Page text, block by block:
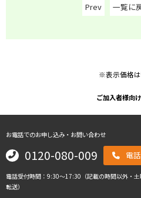
Prev 一覧に
※表示価格は
ご加入者様向
お電話でのお申し込み・お問い合わせ
0120-080-009 電
電話受付時間：9:30～17:30（記載の時間以外・
転送）